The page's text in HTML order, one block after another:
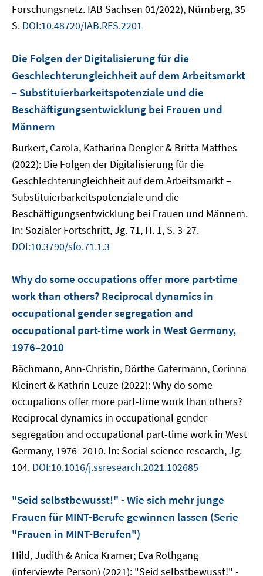
Forschungsnetz. IAB Sachsen 01/2022), Nürnberg, 35
S. DOI:10.48720/IAB.RES.2201
Die Folgen der Digitalisierung für die
Geschlechterungleichheit auf dem Arbeitsmarkt
– Substituierbarkeitspotenziale und die
Beschäftigungsentwicklung bei Frauen und
Männern
Burkert, Carola, Katharina Dengler & Britta Matthes
(2022): Die Folgen der Digitalisierung für die
Geschlechterungleichheit auf dem Arbeitsmarkt –
Substituierbarkeitspotenziale und die
Beschäftigungsentwicklung bei Frauen und Männern.
In: Sozialer Fortschritt, Jg. 71, H. 1, S. 3-27.
DOI:10.3790/sfo.71.1.3
Why do some occupations offer more part-time
work than others? Reciprocal dynamics in
occupational gender segregation and
occupational part-time work in West Germany,
1976–2010
Bächmann, Ann-Christin, Dörthe Gatermann, Corinna
Kleinert & Kathrin Leuze (2022): Why do some
occupations offer more part-time work than others?
Reciprocal dynamics in occupational gender
segregation and occupational part-time work in West
Germany, 1976–2010. In: Social science research, Jg.
104. DOI:10.1016/j.ssresearch.2021.102685
"Seid selbstbewusst!" - Wie sich mehr junge
Frauen für MINT-Berufe gewinnen lassen (Serie
"Frauen in MINT-Berufen")
Hild, Judith & Anica Kramer; Eva Rothgang
(interviewte Person) (2021): "Seid selbstbewusst!" -